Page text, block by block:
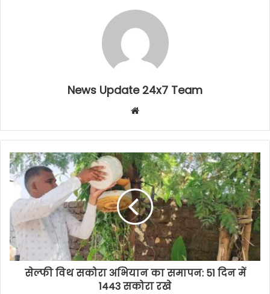
News Update 24x7 Team
Website
सेल्फी विथ सकोरा अभियान का समापन: 51 दिन में
1443 सकोरा रखे